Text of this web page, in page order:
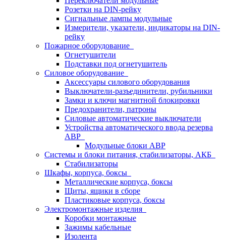
Розетки на DIN-рейку
Сигнальные лампы модульные
Измерители, указатели, индикаторы на DIN-
рейку
Пожарное оборудование
Огнетушители
Подставки под огнетушитель
Силовое оборудование
Аксессуары силового оборудования
Выключатели-разъединители, рубильники
Замки и ключи магнитной блокировки
Предохранители, патроны
Силовые автоматические выключатели
Устройства автоматического ввода резерва
АВР
Модульные блоки АВР
Системы и блоки питания, стабилизаторы, АКБ
Стабилизаторы
Шкафы, корпуса, боксы
Металлические корпуса, боксы
Щиты, ящики в сборе
Пластиковые корпуса, боксы
Электромонтажные изделия
Коробки монтажные
Зажимы кабельные
Изолента